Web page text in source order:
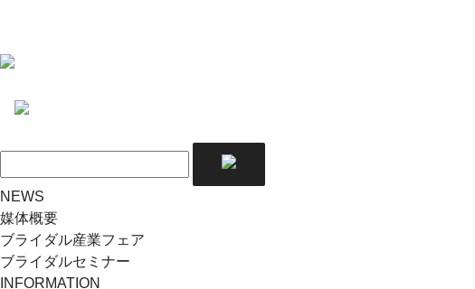
NEWS
媒体概要
ブライダル産業フェア
ブライダルセミナー
INFORMATION